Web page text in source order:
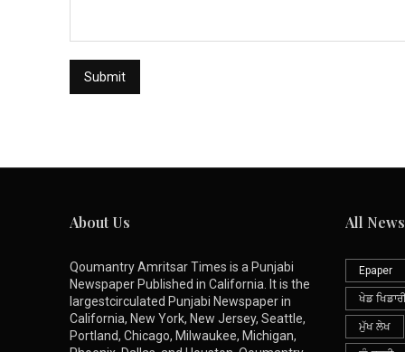
About Us
Qoumantry Amritsar Times is a Punjabi
Newspaper Published in California. It is the
largestcirculated Punjabi Newspaper in
California, New York, New Jersey, Seattle,
Portland, Chicago, Milwaukee, Michigan,
All News
Epaper
ਖੇਡ
ਮੁੱਖ ਲੇਖ